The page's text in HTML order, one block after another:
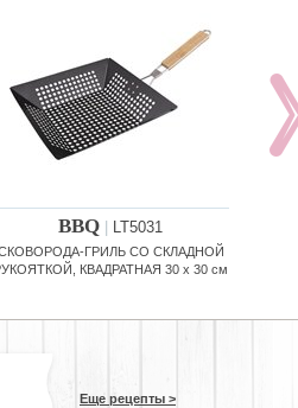
BBQ LT5031
ГРИЛЬ СО СКЛАДНОЙ
КВАДРАТНАЯ 30 x 30 см
Еще рецепты >